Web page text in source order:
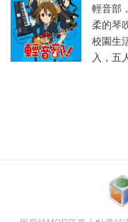
輕音部
柔的琴
校園生
入，五